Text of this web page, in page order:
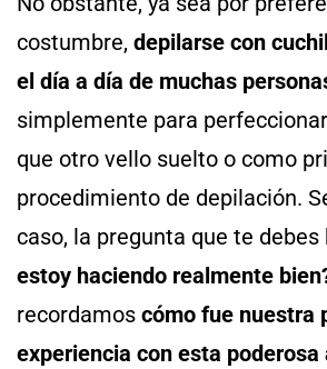
costumbre, depilarse con
el día a día de muchas
simplemente para
que otro vello suelto o como
procedimiento de depilación.
caso, la pregunta que te debes
estoy haciendo realmente
recordamos cómo fue nuestra
experiencia con esta poderosa